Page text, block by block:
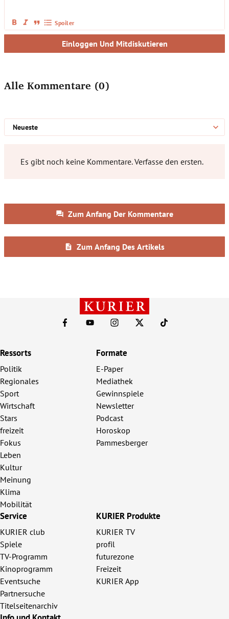
Ressorts
Politik
Regionales
Sport
Wirtschaft
Stars
freizeit
Fokus
Leben
Kultur
Meinung
Klima
Mobilität
Formate
E-Paper
Mediathek
Gewinnspiele
Newsletter
Podcast
Horoskop
Pammesberger
Service
KURIER club
Spiele
TV-Programm
Kinoprogramm
Eventsuche
Partnersuche
Titelseitenarchiv
KURIER Produkte
KURIER TV
profil
futurezone
Freizeit
KURIER App